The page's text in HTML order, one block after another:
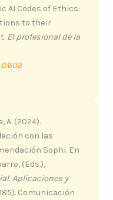
AI Codes of Ethics:
to their
El profesional de la
A. (2024).
con las
Sophi. En
(Eds.),
Aplicaciones y
Comunicación